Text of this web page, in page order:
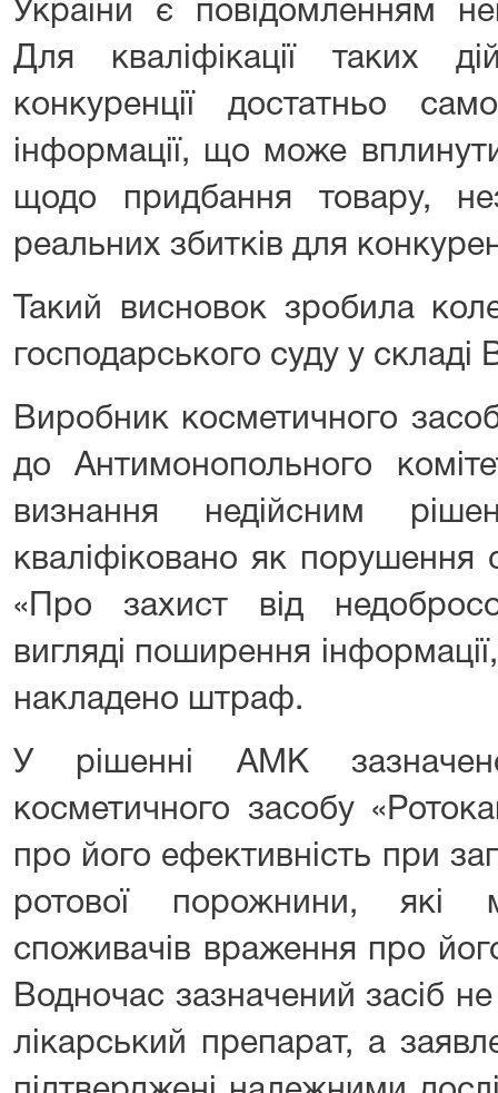
України є повідомленням
Для кваліфікації таких
конкуренції достатньо
інформації, що може
щодо придбання товару,
реальних збитків для
Такий висновок зробила
господарського суду у складі
Виробник косметичного
до Антимонопольного
визнання недійсним
кваліфіковано як порушення
«Про захист від
вигляді поширення
накладено штраф.
У рішенні АМК
косметичного засобу
про його ефективність при
ротової порожнини, які
споживачів враження про
Водночас зазначений засіб
лікарський препарат, а